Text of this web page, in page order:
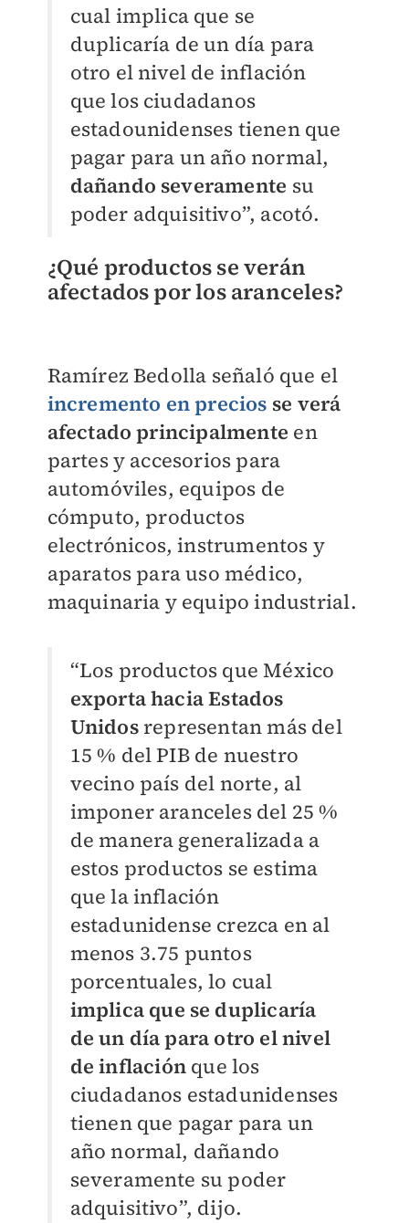
cual implica que se
duplicaría de un día para
otro el nivel de inflación
que los ciudadanos
estadounidenses tienen que
pagar para un año normal,
dañando severamente su
poder adquisitivo”, acotó.
¿Qué productos se verán
afectados por los aranceles?
Ramírez Bedolla señaló que el
incremento en precios se verá
afectado principalmente en
partes y accesorios para
automóviles, equipos de
cómputo, productos
electrónicos, instrumentos y
aparatos para uso médico,
maquinaria y equipo industrial.
“Los productos que México
exporta hacia Estados
Unidosrepresentan más del
15 % del PIB de nuestro
vecino país del norte, al
imponer aranceles del 25 %
de manera generalizada a
estos productos se estima
que la inflación
estadunidense crezca en al
menos 3.75 puntos
porcentuales, lo cual
implica que se duplicaría
de un día para otro el nivel
de inflaciónque los
ciudadanos estadunidenses
tienen que pagar para un
año normal, dañando
severamente su poder
adquisitivo”, dijo.